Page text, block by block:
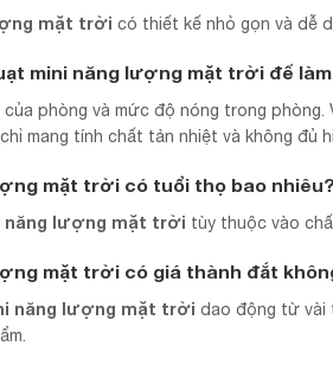
mặt trời có thiết kế nhỏ gọn và dễ
mini năng lượng mặt trời để
phòng và mức độ nóng trong
chỉ mang tính chất tản nhiệt và không đủ
mặt trời có tuổi thọ bao nhiêu?
năng lượng mặt trời tùy thuộc vào
mặt trời có giá thành đắt
năng lượng mặt trời dao động từ vài